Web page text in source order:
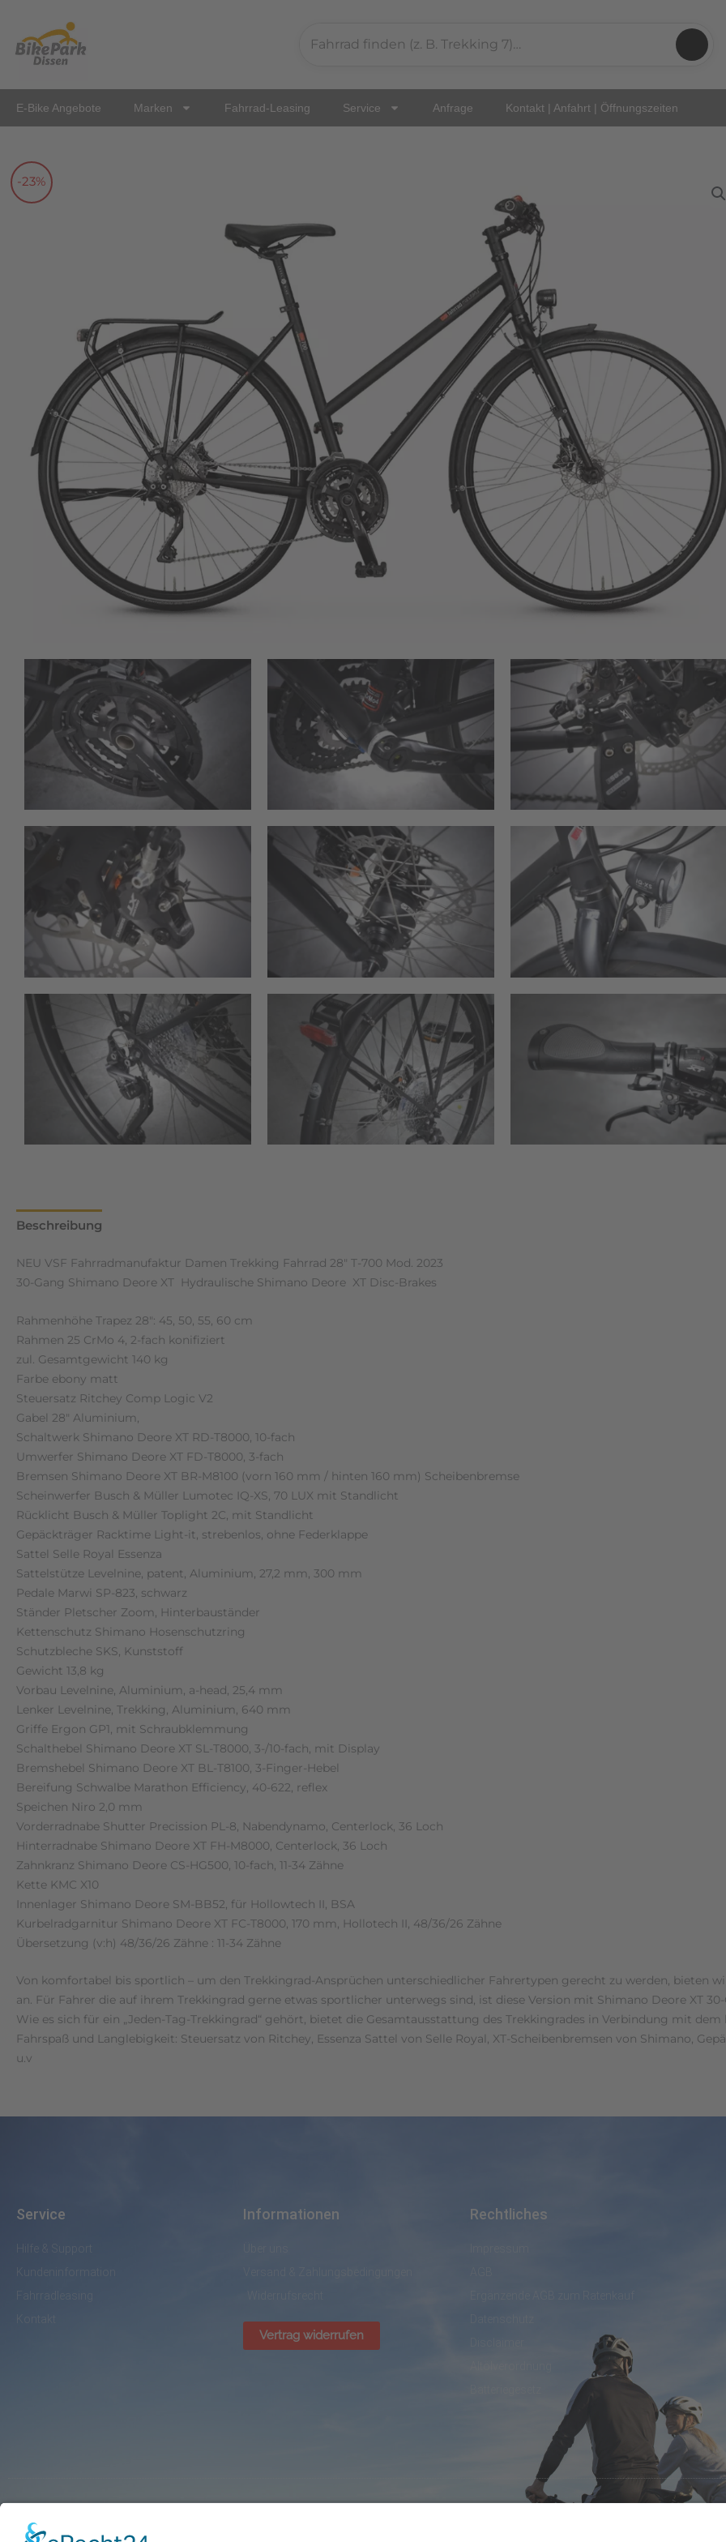
springen
E-Bike Angebote Marken Fahrrad-Leasing Service Anfrage Kontakt | Anfahrt | Öffnungszeiten
-23%
Beschreibung
NEU VSF Fahrradmanufaktur Damen Trekking Fahrrad 28″ T-700 Mod. 2023
30-Gang Shimano Deore XT Hydraulische Shimano Deore XT Disc-Brakes
Rahmenhöhe Trapez 28″: 45, 50, 55, 60 cm
Rahmen 25 CrMo 4, 2-fach konifiziert
zul. Gesamtgewicht 140 kg
Farbe ebony matt
Steuersatz Ritchey Comp Logic V2
Gabel 28″ Aluminium,
Schaltwerk Shimano Deore XT RD-T8000, 10-fach
Umwerfer Shimano Deore XT FD-T8000, 3-fach
Bremsen Shimano Deore XT BR-M8100 (vorn 160 mm / hinten 160 mm) Scheibenbremse
Scheinwerfer Busch & Müller Lumotec IQ-XS, 70 LUX mit Standlicht
Rücklicht Busch & Müller Toplight 2C, mit Standlicht
Gepäckträger Racktime Light-it, strebenlos, ohne Federklappe
Sattel Selle Royal Essenza
Sattelstütze Levelnine, patent, Aluminium, 27,2 mm, 300 mm
Pedale Marwi SP-823, schwarz
Ständer Pletscher Zoom, Hinterbauständer
Kettenschutz Shimano Hosenschutzring
Schutzbleche SKS, Kunststoff
Gewicht 13,8 kg
Vorbau Levelnine, Aluminium, a-head, 25,4 mm
Lenker Levelnine, Trekking, Aluminium, 640 mm
Griffe Ergon GP1, mit Schraubklemmung
Schalthebel Shimano Deore XT SL-T8000, 3-/10-fach, mit Display
Bremshebel Shimano Deore XT BL-T8100, 3-Finger-Hebel
Bereifung Schwalbe Marathon Efficiency, 40-622, reflex
Speichen Niro 2,0 mm
Vorderradnabe Shutter Precission PL-8, Nabendynamo, Centerlock, 36 Loch
Hinterradnabe Shimano Deore XT FH-M8000, Centerlock, 36 Loch
Zahnkranz Shimano Deore CS-HG500, 10-fach, 11-34 Zähne
Kette KMC X10
Innenlager Shimano Deore SM-BB52, für Hollowtech II, BSA
Kurbelradgarnitur Shimano Deore XT FC-T8000, 170 mm, Hollotech II, 48/36/26 Zähne
Übersetzung (v:h) 48/36/26 Zähne : 11-34 Zähne
Von komfortabel bis sportlich – um den Trekkingrad-Ansprüchen unterschiedlicher Fahrertypen gerecht zu werden, bieten
an. Für Fahrer die auf ihrem Trekkingrad gerne etwas sportlicher unterwegs sind, ist diese Version mit Shimano Deore XT
Wie es sich für ein „Jeden-Tag-Trekkingrad“ gehört, bietet die Gesamtausstattung des Trekkingrades in Verbindung mit
Fahrspaß und Langlebigkeit: Steuersatz von Ritchey, Essenza Sattel von Selle Royal, XT-Scheibenbremsen von Shimano,
u.v
Service
Hilfe & Support
Informationen
Vertrag widerrufen
Rechtliches